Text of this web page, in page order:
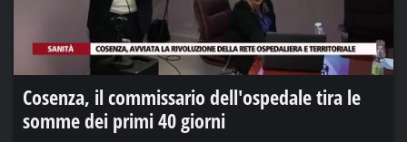
Cosenza, il commissario dell'ospedale tira le
somme dei primi 40 giorni